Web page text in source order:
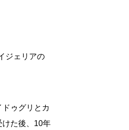
ジェリアの
ゥグリとカ
けた後、10年